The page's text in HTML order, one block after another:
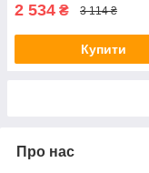
2 534 ₴ 3 114 ₴
Купити
Про нас